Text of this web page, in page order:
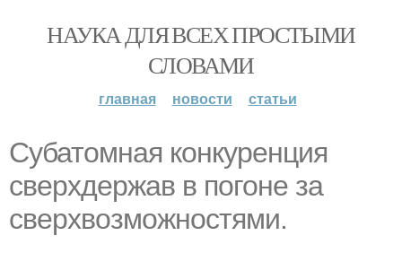
НАУКА ДЛЯ ВСЕХ ПРОСТЫМИ
СЛОВАМИ
главная новости статьи
Субатомная конкуренция
сверхдержав в погоне за
сверхвозможностями.